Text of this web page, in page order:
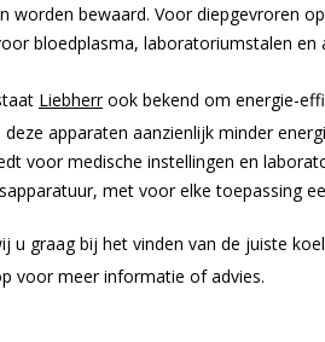
worden bewaard. Voor diepgevroren
bloedplasma, laboratoriumstalen
Liebherrook bekend om energie-
apparaten aanzienlijk minder
voor medische instellingen en
met voor elke toepassing
u graag bij het vinden van de juiste
voor meer informatie of advies.